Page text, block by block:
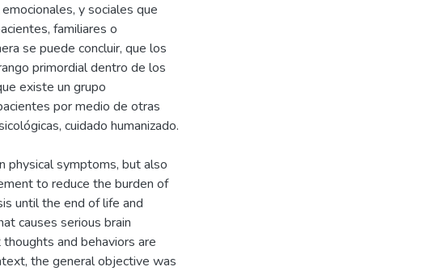
y sociales que
familiares o
se puede concluir, que los
primordial dentro de los
existe un grupo
por medio de otras
cuidado humanizado.
physical symptoms, but also
to reduce the burden of
until the end of life and
causes serious brain
and behaviors are
the general objective was